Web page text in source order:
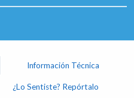
Información Técnica
¿Lo Sentiste? Repórtalo